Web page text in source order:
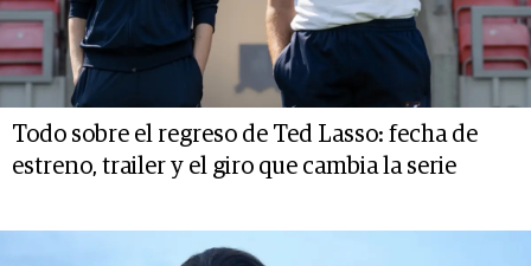
Todo sobre el regreso de Ted Lasso: fecha de
estreno, trailer y el giro que cambia la serie